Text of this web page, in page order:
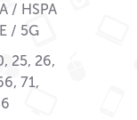
/ HSPA
/ 5G
25, 26,
71,